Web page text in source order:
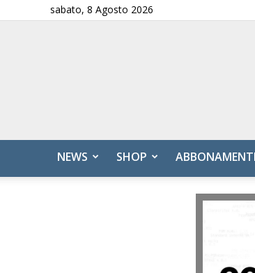
sabato, 8 Agosto 2026
NEWS SHOP ABBONAMENTI